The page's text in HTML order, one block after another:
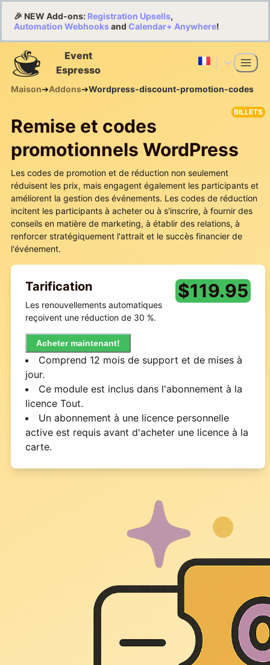
🎉 NEW Add-ons: Registration Upsells,
Automation Webhooksand Calendar+ Anywhere!
Event
Espresso
Maison➔Addons➔Wordpress-discount-promotion-codes
Remise et codes
promotionnels WordPress
BILLETS
Les codes de promotion et de réduction non seulement
réduisent les prix, mais engagent également les participants et
améliorent la gestion des événements. Les codes de réduction
incitent les participants à acheter ou à s'inscrire, à fournir des
conseils en matière de marketing, à établir des relations, à
renforcer stratégiquement l'attrait et le succès financier de
l'événement.
Tarification
Les renouvellements automatiques
reçoivent une réduction de 30 %.
Acheter maintenant!
$119.95
Comprend 12 mois de support et de mises à
jour.
Ce module est inclus dans l'abonnement à la
licence Tout.
Un abonnement à une licence personnelle
active est requis avant d'acheter une licence à la
carte.